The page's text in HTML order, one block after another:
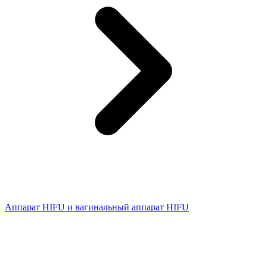
Аппарат HIFU и вагинальный аппарат HIFU